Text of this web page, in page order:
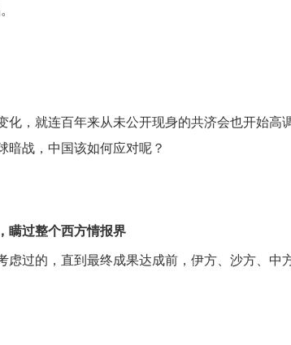
化，就连百年来从未公开现身的共济会也开始
暗战，中国该如何应对呢？
瞒过整个西方情报界
虑过的，直到最终成果达成前，伊方、沙方、